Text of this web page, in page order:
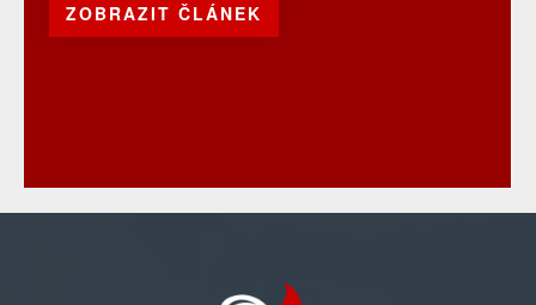
ZOBRAZIT ČLÁNEK